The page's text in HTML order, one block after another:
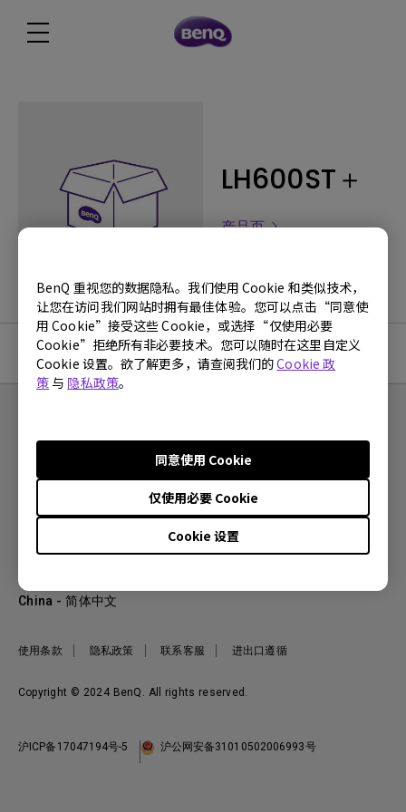
BenQ 重视您的数据隐私。我们使用 Cookie 和类似技术，
让您在访问我们网站时拥有最佳体验。您可以点击“同意使
用 Cookie”接受这些 Cookie，或选择“仅使用必要
Cookie”拒绝所有非必要技术。您可以随时在这里自定义
Cookie 设置。欲了解更多，请查阅我们的Cookie 政
策 与 隐私政策。
Cookie 设置
仅使用必要 Cookie
同意使用 Cookie
LH600ST＋
产品页
使用手册
产品
WiT智能灯
关于明基
企业社会责任
服务支持
档案下载与常见问题
Copyright © 2024 BenQ. All rights reserved.
使用条款 隐私政策 联系客服 进出口遵循
China - 简体中文
沪ICP备17047194号-5 沪公网安备31010502006993号